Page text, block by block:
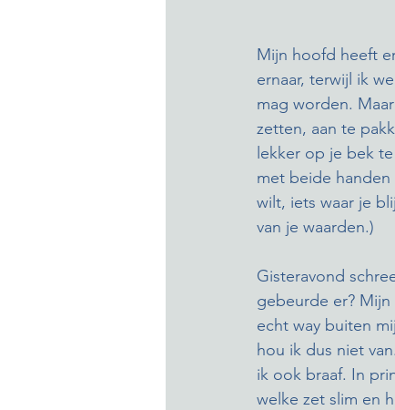
Mijn hoofd heeft
ernaar, terwijl ik
mag worden.
zetten, aan te
lekker op je bek
met beide
wilt, iets waar je
van je waarden.)
Gisteravond
gebeurde er?
echt way buiten
hou ik dus niet
ik ook braaf. In
welke zet slim en